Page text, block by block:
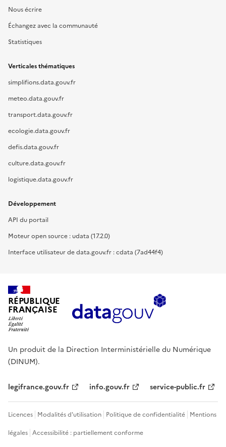
Nous écrire
Échangez avec la communauté
Statistiques
Verticales thématiques
simplifions.data.gouv.fr
meteo.data.gouv.fr
transport.data.gouv.fr
ecologie.data.gouv.fr
defis.data.gouv.fr
culture.data.gouv.fr
logistique.data.gouv.fr
Développement
API du portail
Moteur open source : udata (17.2.0)
Interface utilisateur de data.gouv.fr : cdata (7ad44f4)
RÉPUBLIQUE
FRANÇAISE
Un produit de la Direction Interministérielle du Numérique
(DINUM).
legifrance.gouv.fr info.gouv.fr service-public.fr
Licences Modalités d'utilisation Politique de confidentialité Mentions
légales Accessibilité : partiellement conforme